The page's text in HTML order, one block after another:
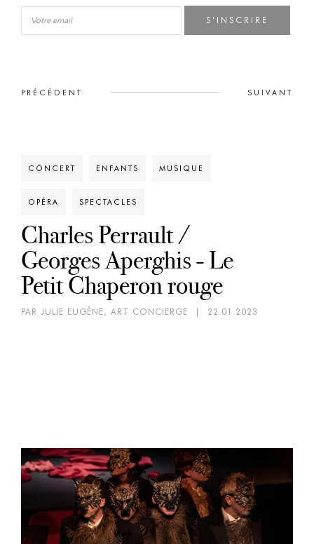
S'INSCRIRE
PRÉCÉDENT SUIVANT
CONCERT ENFANTS MUSIQUE
OPÉRA SPECTACLES
Charles Perrault /
Georges Aperghis - Le
Petit Chaperon rouge
PAR JULIE EUGÈNE, ART CONCIERGE 22.01.2023